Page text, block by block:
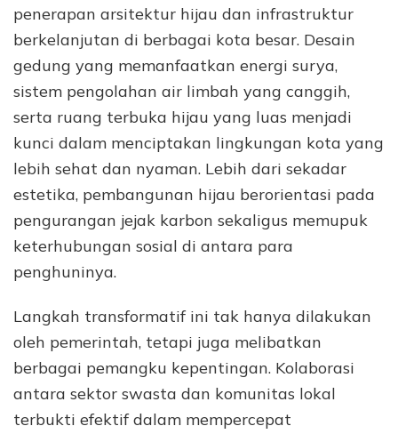
penerapan arsitektur hijau dan infrastruktur
berkelanjutan di berbagai kota besar. Desain
gedung yang memanfaatkan energi surya,
sistem pengolahan air limbah yang canggih,
serta ruang terbuka hijau yang luas menjadi
kunci dalam menciptakan lingkungan kota yang
lebih sehat dan nyaman. Lebih dari sekadar
estetika, pembangunan hijau berorientasi pada
pengurangan jejak karbon sekaligus memupuk
keterhubungan sosial di antara para
penghuninya.
Langkah transformatif ini tak hanya dilakukan
oleh pemerintah, tetapi juga melibatkan
berbagai pemangku kepentingan. Kolaborasi
antara sektor swasta dan komunitas lokal
terbukti efektif dalam mempercepat